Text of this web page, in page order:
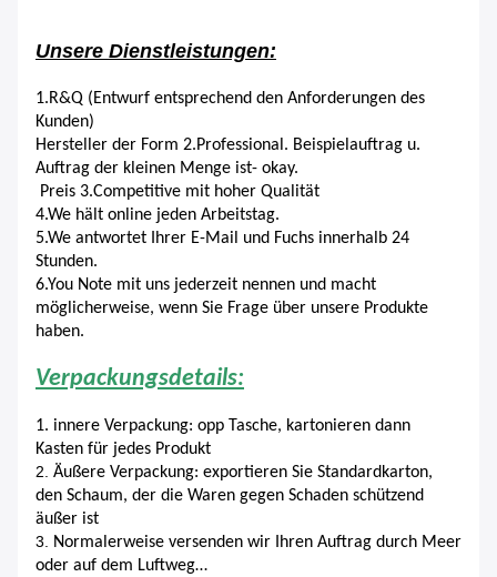
Unsere Dienstleistungen:
1.R&Q (Entwurf entsprechend den Anforderungen des
Kunden)
Hersteller der Form 2.Professional. Beispielauftrag u.
Auftrag der kleinen Menge ist- okay.
Preis 3.Competitive mit hoher Qualität
4.We hält online jeden Arbeitstag.
5.We antwortet Ihrer E-Mail und Fuchs innerhalb 24
Stunden.
6.You Note mit uns jederzeit nennen und macht
möglicherweise, wenn Sie Frage über unsere Produkte
haben.
Verpackungsdetails:
1. innere Verpackung: opp Tasche, kartonieren dann
Kasten für jedes Produkt
2. Äußere Verpackung: exportieren Sie Standardkarton,
den Schaum, der die Waren gegen Schaden schützend
äußer ist
3. Normalerweise versenden wir Ihren Auftrag durch Meer
oder auf dem Luftweg…